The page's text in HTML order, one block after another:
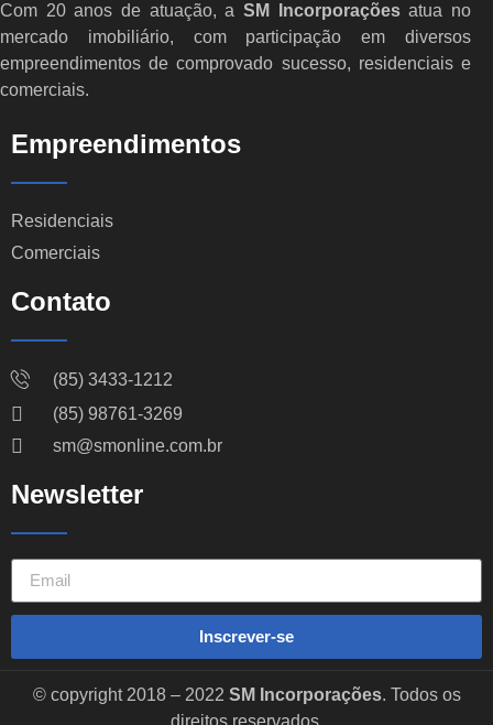
Com 20 anos de atuação, a SM Incorporaçõesatua no
mercado imobiliário, com participação em diversos
empreendimentos de comprovado sucesso, residenciais e
comerciais.
Empreendimentos
Residenciais
Comerciais
Contato
(85) 3433-1212
(85) 98761-3269
sm@smonline.com.br
Newsletter
Inscrever-se
© copyright 2018 – 2022 SM Incorporações. Todos os
direitos reservados.